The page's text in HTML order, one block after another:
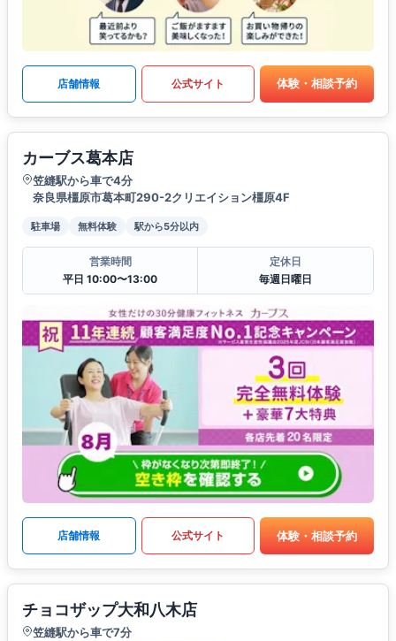
店舗情報 公式サイト 体験・相談予約
カーブス葛本店
笠縫駅から車で4分
奈良県橿原市葛本町290-2クリエイション橿原4F
駐車場 無料体験 駅から5分以内
営業時間
平日 10:00〜13:00
定休日
毎週日曜日
店舗情報 公式サイト 体験・相談予約
チョコザップ大和八木店
笠縫駅から車で7分